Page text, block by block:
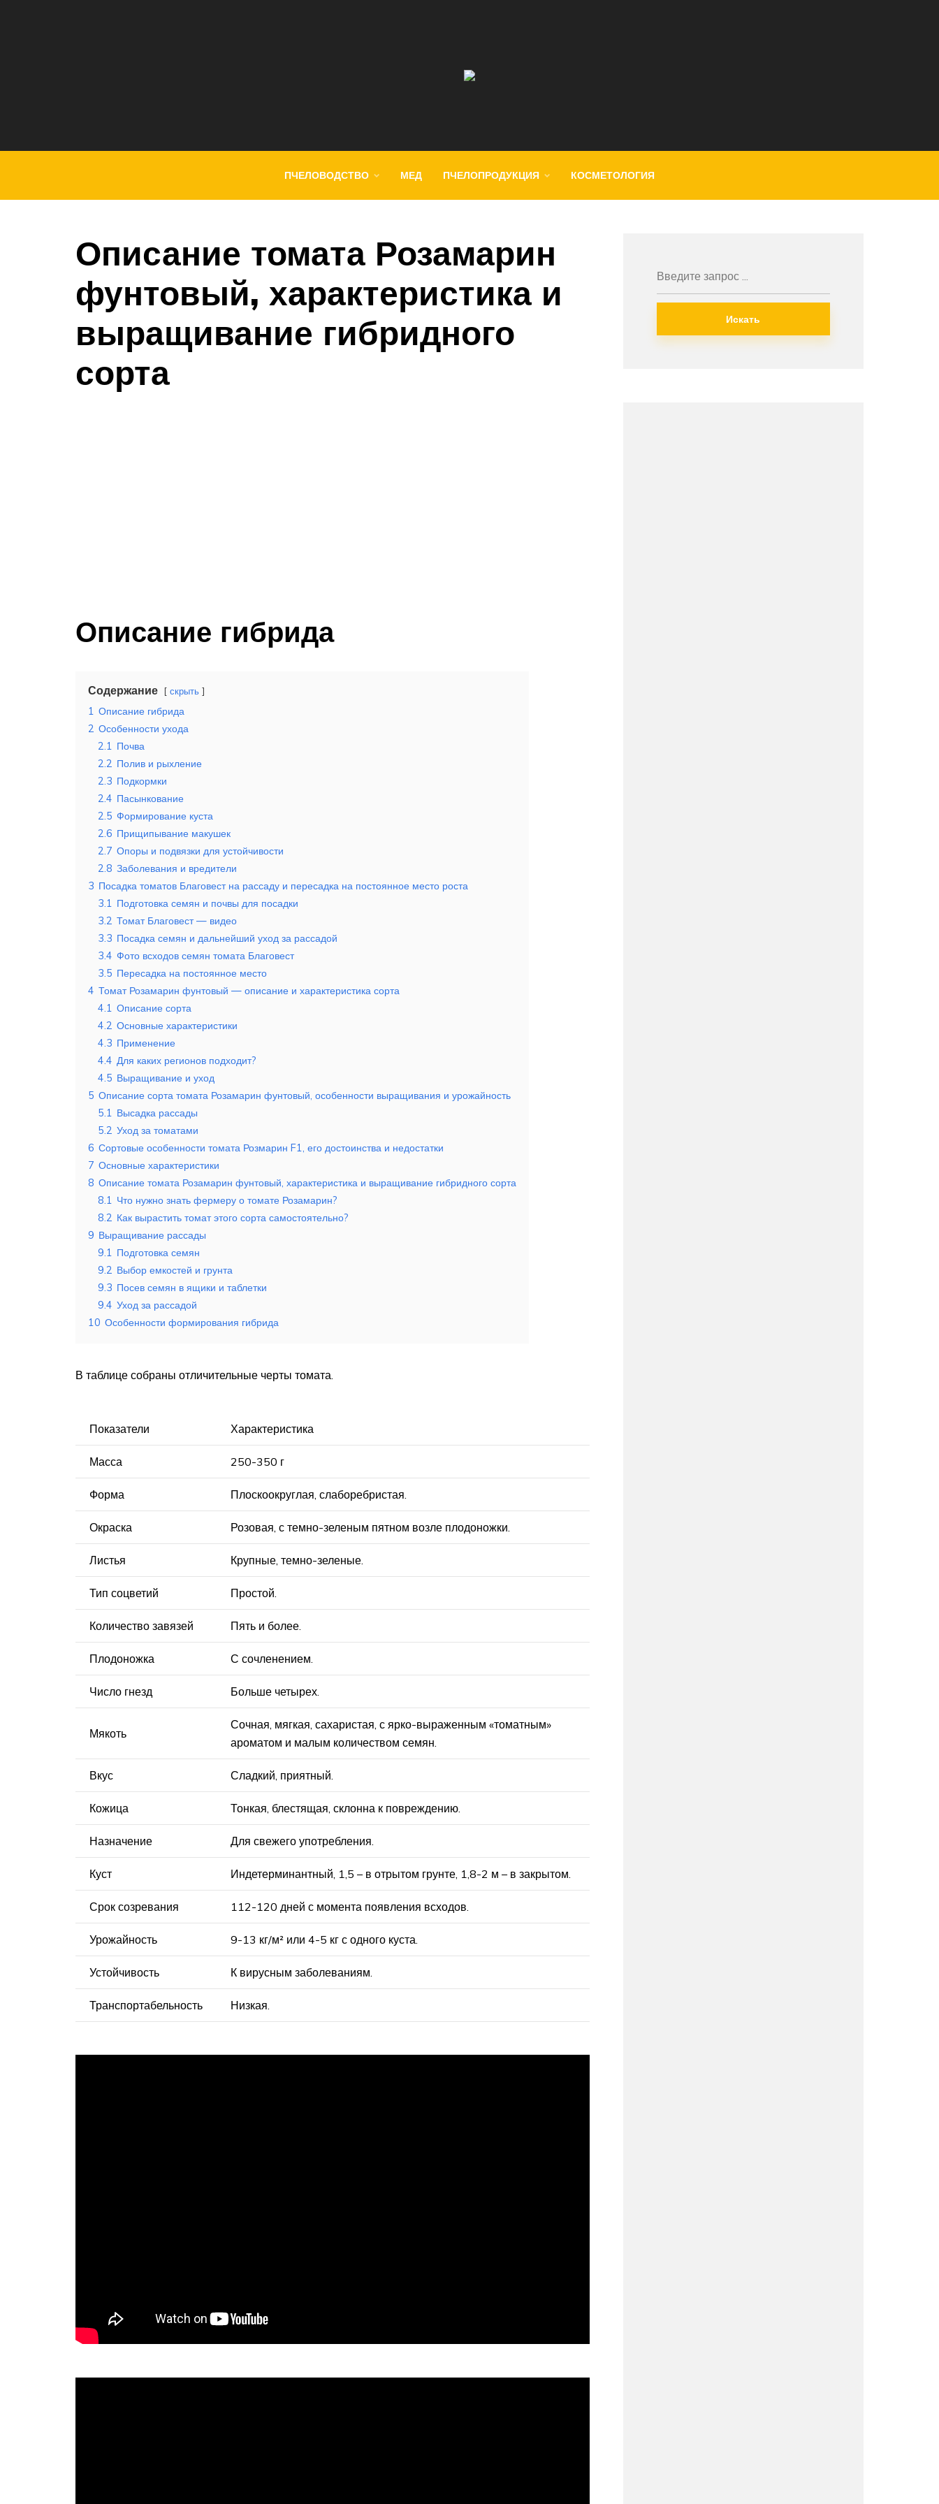
ПЧЕЛОВОДСТВО МЕД ПЧЕЛОПРОДУКЦИЯ КОСМЕТОЛОГИЯ
Описание томата Розамарин
фунтовый, характеристика и
выращивание гибридного
сорта
Описание гибрида
Содержание скрыть
1 Описание гибрида
2 Особенности ухода
2.1 Почва
2.2 Полив и рыхление
2.3 Подкормки
2.4 Пасынкование
2.5 Формирование куста
2.6 Прищипывание макушек
2.7 Опоры и подвязки для устойчивости
2.8 Заболевания и вредители
3 Посадка томатов Благовест на рассаду и пересадка на постоянное место роста
3.1 Подготовка семян и почвы для посадки
3.2 Томат Благовест — видео
3.3 Посадка семян и дальнейший уход за рассадой
3.4 Фото всходов семян томата Благовест
3.5 Пересадка на постоянное место
4 Томат Розамарин фунтовый — описание и характеристика сорта
4.1 Описание сорта
4.2 Основные характеристики
4.3 Применение
4.4 Для каких регионов подходит?
4.5 Выращивание и уход
5 Описание сорта томата Розамарин фунтовый, особенности выращивания и урожайность
5.1 Высадка рассады
5.2 Уход за томатами
6 Сортовые особенности томата Розмарин F1, его достоинства и недостатки
7 Основные характеристики
8 Описание томата Розамарин фунтовый, характеристика и выращивание гибридного сорта
8.1 Что нужно знать фермеру о томате Розамарин?
8.2 Как вырастить томат этого сорта самостоятельно?
9 Выращивание рассады
9.1 Подготовка семян
9.2 Выбор емкостей и грунта
9.3 Посев семян в ящики и таблетки
9.4 Уход за рассадой
10 Особенности формирования гибрида
В таблице собраны отличительные черты томата.
Показатели Характеристика
Масса 250-350 г
Форма Плоскоокруглая, слаборебристая.
Окраска Розовая, с темно-зеленым пятном возле плодоножки.
Листья Крупные, темно-зеленые.
Тип соцветий Простой.
Количество завязей Пять и более.
Плодоножка С сочленением.
Число гнезд Больше четырех.
Мякоть
Сочная, мягкая, сахаристая, с ярко-выраженным «томатным»
ароматом и малым количеством семян.
Вкус Сладкий, приятный.
Кожица Тонкая, блестящая, склонна к повреждению.
Назначение Для свежего употребления.
Куст Индетерминантный, 1,5 – в отрытом грунте, 1,8-2 м – в закрытом.
Срок созревания 112-120 дней с момента появления всходов.
Урожайность 9-13 кг/м² или 4-5 кг с одного куста.
Устойчивость К вирусным заболеваниям.
Транспортабельность Низкая.
Искать